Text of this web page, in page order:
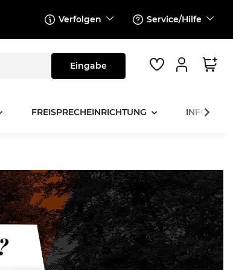
Verfolgen Service/Hilfe
FREISPRECHEINRICHTUNG